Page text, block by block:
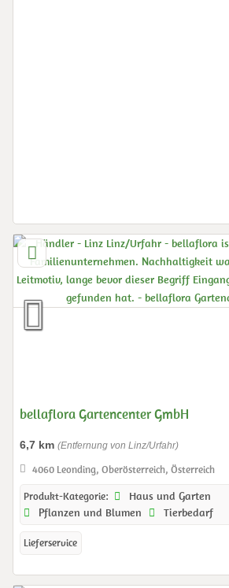
bellaflora Gartencenter GmbH
6,7 km (Entfernung von Linz/Urfahr)
4060 Leonding, Oberösterreich, Österreich
Produkt-Kategorie:
Haus und Garten
Pflanzen und Blumen
Tierbedarf
Lieferservice